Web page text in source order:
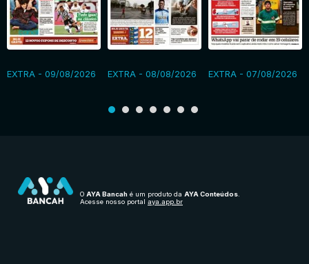
EXTRA - 09/08/2026 EXTRA - 08/08/2026 EXTRA - 07/08/2026
O AYA Bancah é um produto da AYA Conteúdos.
Acesse nosso portal aya.app.br